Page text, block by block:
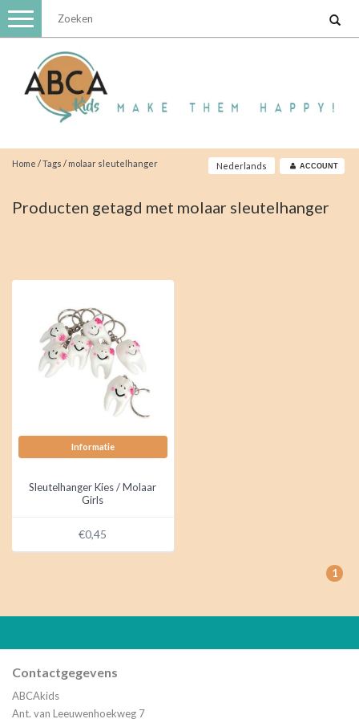
Toggle
navigation
Home /Tags / molaar sleutelhanger Nederlands ACCOUNT
Producten getagd met molaar sleutelhanger
Informatie
Sleutelhanger Kies / Molaar
Girls
€0,45
1
Contactgegevens
ABCAkids
Ant. van Leeuwenhoekweg 7